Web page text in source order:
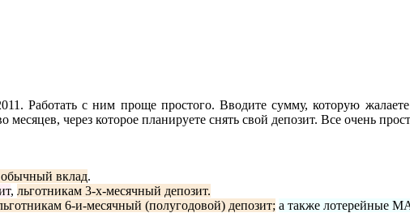
Работать с ним проще простого. Вводите сумму, которую
через которое планируете снять свой депозит. Все очень
вклад.
, льготникам 3-х-месячный депозит.
6-и-месячный (полугодовой) депозит; а также лотерейные